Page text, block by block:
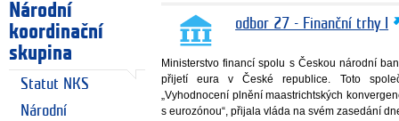
Národní
koordinační
skupina
Statut NKS
Národní
odbor 27 - Finanční trhy I
Ministerstvo financí spolu s Českou národní
přijetí eura v České republice. Toto
„Vyhodnocení plnění maastrichtských
s eurozónou“, přijala vláda na svém zasedání